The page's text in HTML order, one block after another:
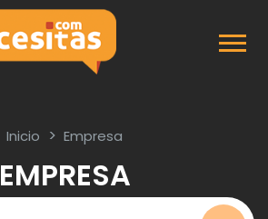
Inicio Empresa
EMPRESA